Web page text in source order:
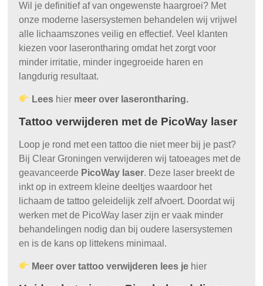
Wil je definitief af van ongewenste haargroei? Met
onze moderne lasersystemen behandelen wij vrijwel
alle lichaamszones veilig en effectief. Veel klanten
kiezen voor laserontharing omdat het zorgt voor
minder irritatie, minder ingegroeide haren en
langdurig resultaat.
Lees hier meer over laserontharing.
Tattoo verwijderen met de PicoWay laser
Loop je rond met een tattoo die niet meer bij je past?
Bij Clear Groningen verwijderen wij tatoeages met de
geavanceerde PicoWay laser. Deze laser breekt de
inkt op in extreem kleine deeltjes waardoor het
lichaam de tattoo geleidelijk zelf afvoert. Doordat wij
werken met de PicoWay laser zijn er vaak minder
behandelingen nodig dan bij oudere lasersystemen
en is de kans op littekens minimaal.
Meer over tattoo verwijderen lees je hier